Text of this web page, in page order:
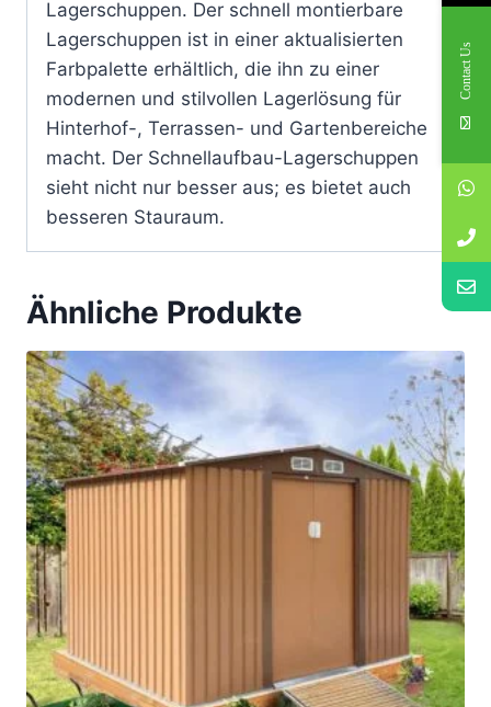
Lagerschuppen. Der schnell montierbare
Lagerschuppen ist in einer aktualisierten
Farbpalette erhältlich, die ihn zu einer
modernen und stilvollen Lagerlösung für
Hinterhof-, Terrassen- und Gartenbereiche
macht. Der Schnellaufbau-Lagerschuppen
sieht nicht nur besser aus; es bietet auch
besseren Stauraum.
Ähnliche Produkte
Contact Us